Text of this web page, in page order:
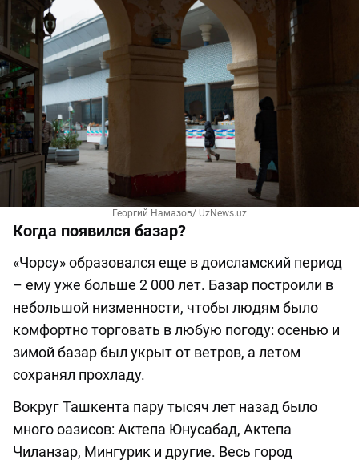
Георгий Намазов/ UzNews.uz
Когда появился базар?
«Чорсу» образовался еще в доисламский период
– ему уже больше 2 000 лет. Базар построили в
небольшой низменности, чтобы людям было
комфортно торговать в любую погоду: осенью и
зимой базар был укрыт от ветров, а летом
сохранял прохладу.
Вокруг Ташкента пару тысяч лет назад было
много оазисов: Актепа Юнусабад, Актепа
Чиланзар, Мингурик и другие. Весь город